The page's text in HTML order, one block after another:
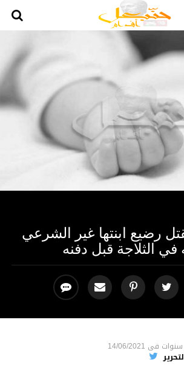
رضيع ابنتها غير الشرعي
الثلاجة قبل دفنه
فى 14/06/2021